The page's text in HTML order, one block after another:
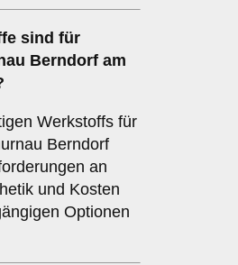
sind für
Berndorf am
Werkstoffs für
Berndorf
an
und Kosten
Optionen